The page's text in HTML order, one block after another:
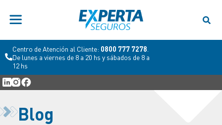
Centro de Atención al Cliente: 0800 777 7278
De lunes a viernes de 8 a 20 hs y sábados de 8 a
12 hs
Blog